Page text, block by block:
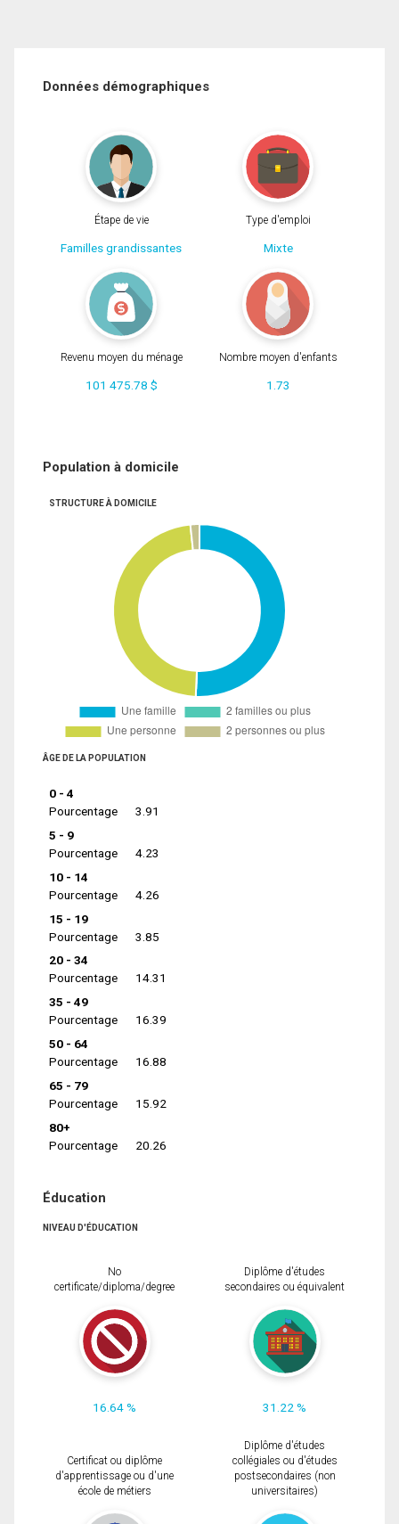
Données démographiques
Étape de vie
Familles grandissantes
Type d'emploi
Mixte
Revenu moyen du ménage
101 475.78 $
Nombre moyen d'enfants
1.73
Population à domicile
STRUCTURE À DOMICILE
ÂGE DE LA POPULATION
0 - 4
Pourcentage
3.91
5 - 9
Pourcentage
4.23
10 - 14
Pourcentage
4.26
15 - 19
Pourcentage
3.85
20 - 34
Pourcentage
14.31
35 - 49
Pourcentage
16.39
50 - 64
Pourcentage
16.88
65 - 79
Pourcentage
15.92
80+
Pourcentage
20.26
Éducation
NIVEAU D'ÉDUCATION
No
certificate/diploma/degree
16.64 %
Diplôme d'études
secondaires ou équivalent
31.22 %
Certificat ou diplôme
d'apprentissage ou d'une
école de métiers
Diplôme d'études
collégiales ou d'études
postsecondaires (non
universitaires)